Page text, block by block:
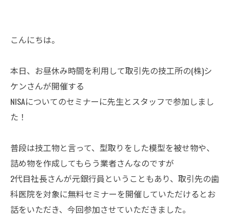
こんにちは。
本日、お昼休み時間を利用して取引先の技工所の(株)シ
ケンさんが開催する
NISAについてのセミナーに先生とスタッフで参加しまし
た！
普段は技工物と言って、型取りをした模型を被せ物や、
詰め物を作成してもらう業者さんなのですが
2代目社長さんが元銀行員ということもあり、取引先の歯
科医院を対象に無料セミナーを開催していただけるとお
話をいただき、今回参加させていただきました。